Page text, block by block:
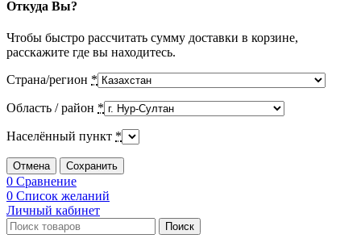
Откуда Вы?
Чтобы быстро рассчитать сумму доставки в корзине,
расскажите где вы находитесь.
Страна/регион *
Область / район *
Населённый пункт *
Отмена Сохранить
0 Сравнение
0 Список желаний
Личный кабинет
Поиск